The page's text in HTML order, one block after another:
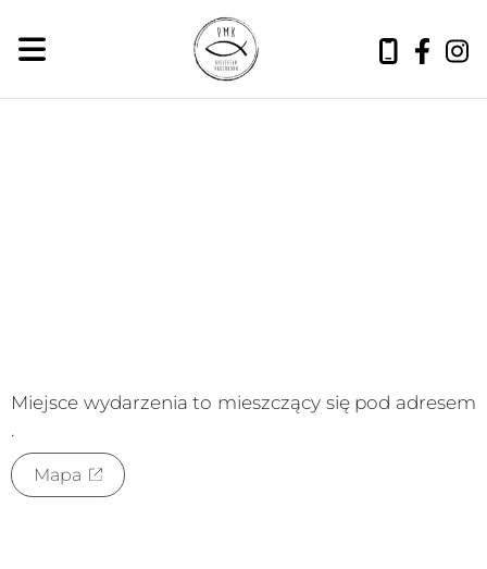
Miejsce wydarzenia to mieszczący się pod adresem
.
Mapa